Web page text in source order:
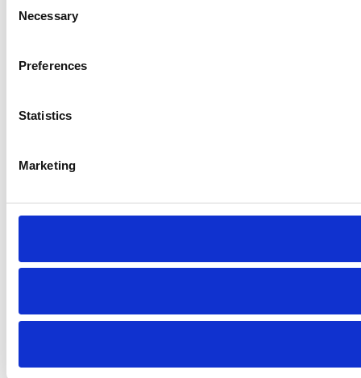
Selection
Necessary
Preferences
Statistics
Marketing